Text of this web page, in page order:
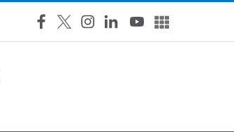
Facebook
X Instagram
LinkedInYouTubeAltri social